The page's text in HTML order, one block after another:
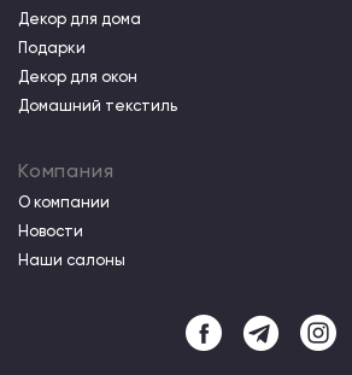
Декор для дома
Подарки
Декор для окон
Домашний текстиль
Компания
О компании
Новости
Наши салоны